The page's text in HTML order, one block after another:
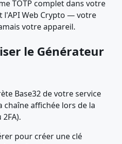
TOTP complet dans votre
l'API Web Crypto — votre
votre appareil.
le Générateur
Base32 de votre service
chaîne affichée lors de la
pour créer une clé